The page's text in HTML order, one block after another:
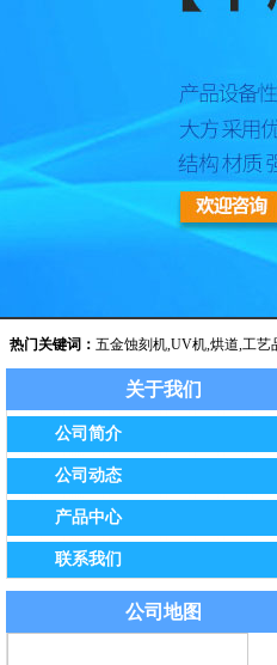
热门关键词： 五金蚀刻机,UV机,烘道,工艺
公告：我公司已于2014年8
关于我们
公司简介
公司动态
产品中心
联系我们
公司地图